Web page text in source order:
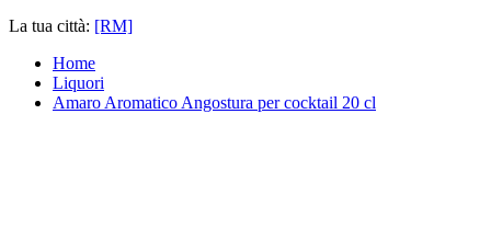
La tua città: [RM]
Home
Liquori
Amaro Aromatico Angostura per cocktail 20 cl